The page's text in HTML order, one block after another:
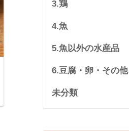
3.鶏
4.魚
5.魚以外の水産品
6.豆腐・卵・その他
未分類